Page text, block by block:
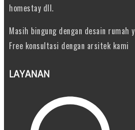
homestay dll.
Masih bingung dengan desain rumah
Free konsultasi dengan arsitek kami
LAYANAN